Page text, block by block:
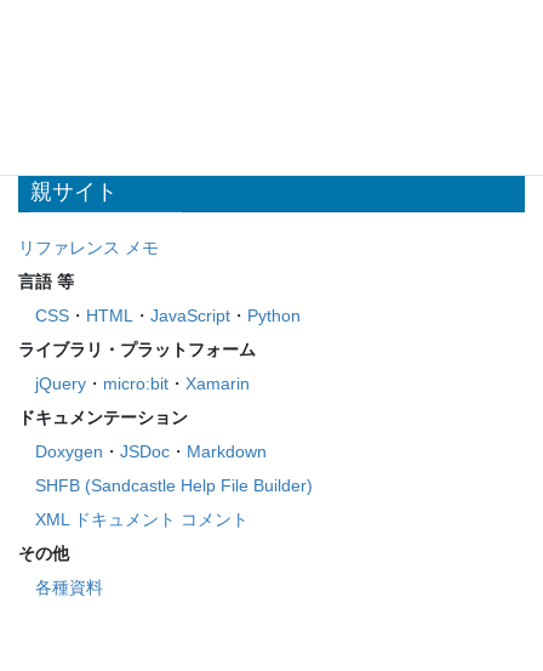
親サイト
リファレンス メモ
言語 等
CSS ・ HTML ・ JavaScript ・ Python
ライブラリ・プラットフォーム
jQuery ・ micro:bit ・ Xamarin
ドキュメンテーション
Doxygen ・ JSDoc ・ Markdown
SHFB (Sandcastle Help File Builder)
XML ドキュメント コメント
その他
各種資料